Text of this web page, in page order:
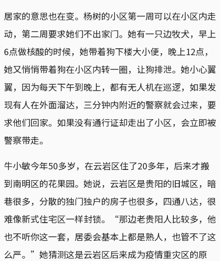
居家的意思也在变。杨树的小区第一周可以在小区内走
动，第二周要求她们不出家门。她有一只边牧犬，早上
6点做核酸的时候，她带着狗下楼大小便，晚上12点，
她又悄悄带着狗在小区内转一圈，让狗排泄。她小心翼
翼，因为每天下午到晚上，都有无人机在巡逻，如果发
现有人在外面溜达，三分钟内附近的警察就会过来，要
求他们回家。如果没有通行证却走出了小区，会立即被
警察带走。
牛小敏今年50多岁，在云岩区住了20多年，后来才搬
到南明区的花果园。她说，云岩区是贵阳的旧城区，暗
巷很多，分散的独门独户的房子也很多，四通八达，很
难像新式住宅区一样封锁。“那边老贵阳人比较多，他
也不听你这一套，居委会基本上都是熟人，也管不了这
么严。”她猜测这是云岩区后来成为疫情重灾区的原